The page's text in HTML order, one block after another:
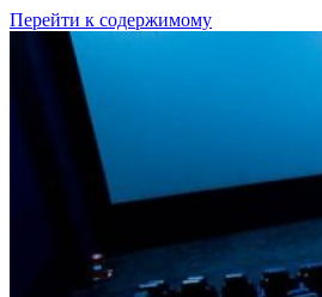
Перейти к содержимому